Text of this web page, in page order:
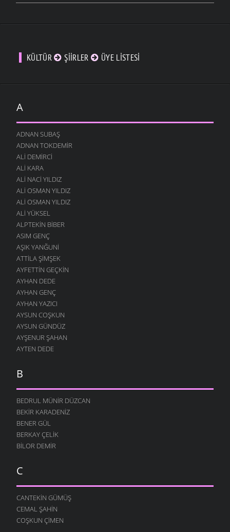
KÜLTÜR ŞIIRLER ÜYE LISTESI
A
ADNAN SUBAŞ
ADNAN TOKDEMIR
ALI DEMIRCI
ALI KARA
ALI NACI YILDIZ
ALI OSMAN YILDIZ
ALI OSMAN YILDIZ
ALI YÜKSEL
ALPTEKIN BIBER
ASIM GENÇ
AŞIK YANĞUNI
ATTILA ŞIMŞEK
AYFETTIN GEÇKIN
AYHAN DEDE
AYHAN GENÇ
AYHAN YAZICI
AYSUN COŞKUN
AYSUN GÜNDÜZ
AYŞENUR ŞAHAN
AYTEN DEDE
B
BEDRUL MÜNIR DÜZCAN
BEKIR KARADENIZ
BENER GÜL
BERKAY ÇELIK
BILOR DEMIR
C
CANTEKIN GÜMÜŞ
CEMAL ŞAHIN
COŞKUN ÇIMEN